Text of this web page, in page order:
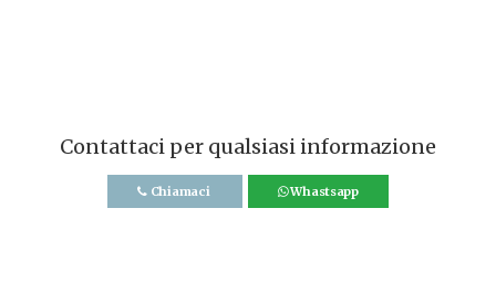
Contattaci per qualsiasi informazione
Chiamaci Whastsapp